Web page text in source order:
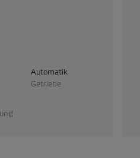
Automatik
Getriebe